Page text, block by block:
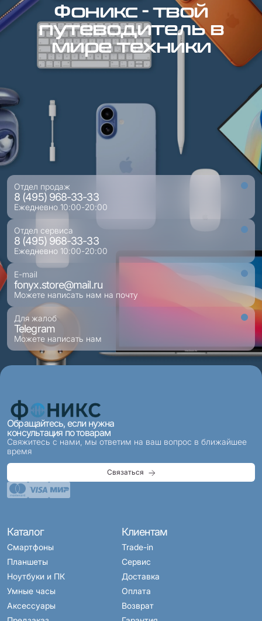
Фоникс - твой
путеводитель в
мире техники
Отдел продаж
8 (495) 968-33-33
Ежедневно 10:00-20:00
Отдел сервиса
8 (495) 968-33-33
Ежедневно 10:00-20:00
E-mail
fonyx.store@mail.ru
Можете написать нам на почту
Для жалоб
Telegram
Можете написать нам
Обращайтесь, если нужна
консультация по товарам
Свяжитесь с нами, мы ответим на ваш вопрос в ближайшее
время
Связаться
Каталог
Смартфоны
Планшеты
Ноутбуки и ПК
Умные часы
Аксессуары
Клиентам
Trade-in
Сервис
Доставка
Оплата
Возврат